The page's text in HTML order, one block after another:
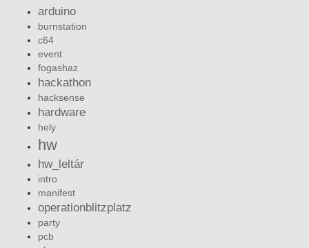
arduino
burnstation
c64
event
fogashaz
hackathon
hacksense
hardware
hely
hw
hw_leltár
intro
manifest
operationblitzplatz
party
pcb